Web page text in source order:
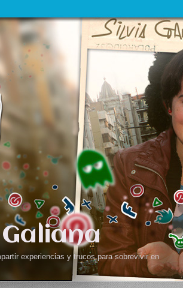
experiencias y trucos para sobrevivir en